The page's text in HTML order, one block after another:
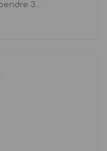
3...